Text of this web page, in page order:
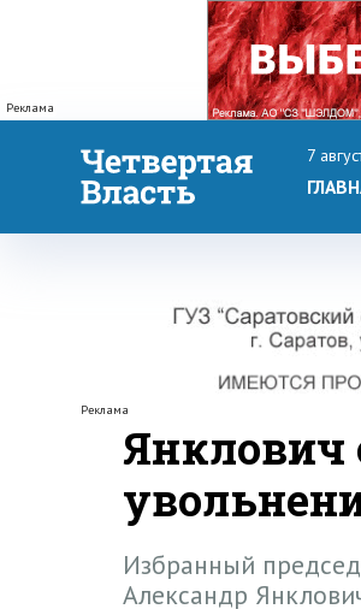
Реклама
7
Реклама
Янклович
Избранный
Александр